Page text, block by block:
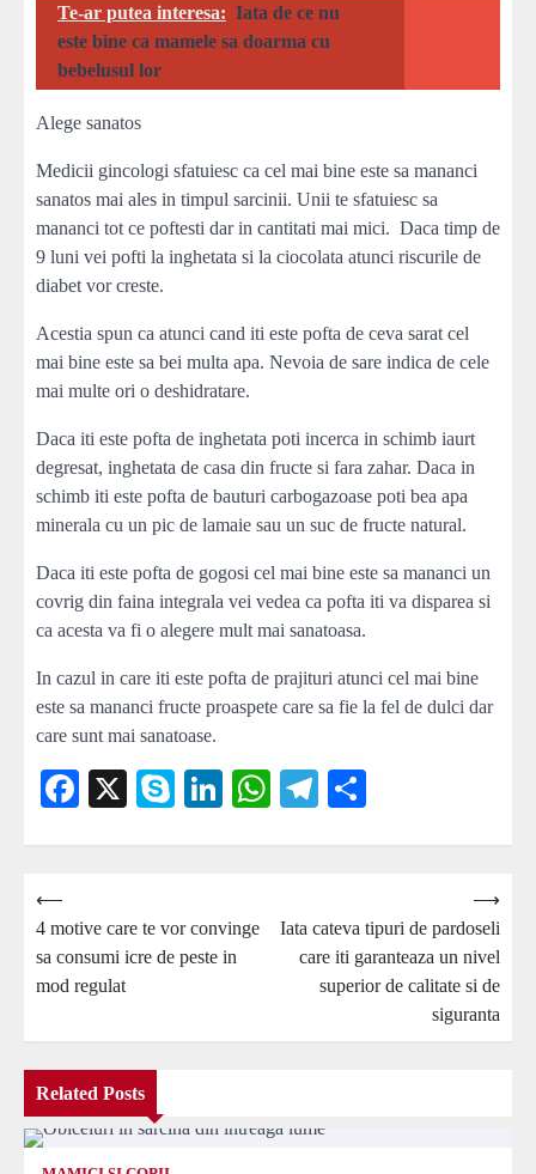
Te-ar putea interesa: Iata de ce nu
este bine ca mamele sa doarma cu
bebelusul lor
Alege sanatos
Medicii gincologi sfatuiesc ca cel mai bine este sa mananci
sanatos mai ales in timpul sarcinii. Unii te sfatuiesc sa
mananci tot ce poftesti dar in cantitati mai mici. Daca timp de
9 luni vei pofti la inghetata si la ciocolata atunci riscurile de
diabet vor creste.
Acestia spun ca atunci cand iti este pofta de ceva sarat cel
mai bine este sa bei multa apa. Nevoia de sare indica de cele
mai multe ori o deshidratare.
Daca iti este pofta de inghetata poti incerca in schimb iaurt
degresat, inghetata de casa din fructe si fara zahar. Daca in
schimb iti este pofta de bauturi carbogazoase poti bea apa
minerala cu un pic de lamaie sau un suc de fructe natural.
Daca iti este pofta de gogosi cel mai bine este sa mananci un
covrig din faina integrala vei vedea ca pofta iti va disparea si
ca acesta va fi o alegere mult mai sanatoasa.
In cazul in care iti este pofta de prajituri atunci cel mai bine
este sa mananci fructe proaspete care sa fie la fel de dulci dar
care sunt mai sanatoase.
Facebook
X SkypeLinkedIn
WhatsApp
Telegram
Navigare
în
articole
⟵
4 motive care te vor convinge
sa consumi icre de peste in
mod regulat
Iata cateva tipuri de pardoseli
care iti garanteaza un nivel
superior de calitate si de
siguranta
⟶
Related Posts